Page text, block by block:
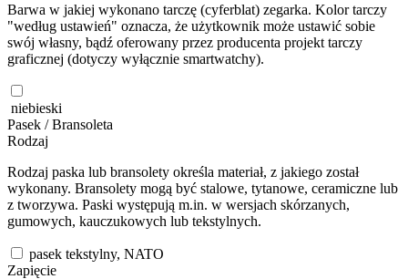
Barwa w jakiej wykonano tarczę (cyferblat) zegarka. Kolor tarczy
"według ustawień" oznacza, że użytkownik może ustawić sobie
swój własny, bądź oferowany przez producenta projekt tarczy
graficznej (dotyczy wyłącznie smartwatchy).
niebieski
Pasek / Bransoleta
Rodzaj
Rodzaj paska lub bransolety określa materiał, z jakiego został
wykonany. Bransolety mogą być stalowe, tytanowe, ceramiczne lub
z tworzywa. Paski występują m.in. w wersjach skórzanych,
gumowych, kauczukowych lub tekstylnych.
pasek tekstylny, NATO
Zapięcie